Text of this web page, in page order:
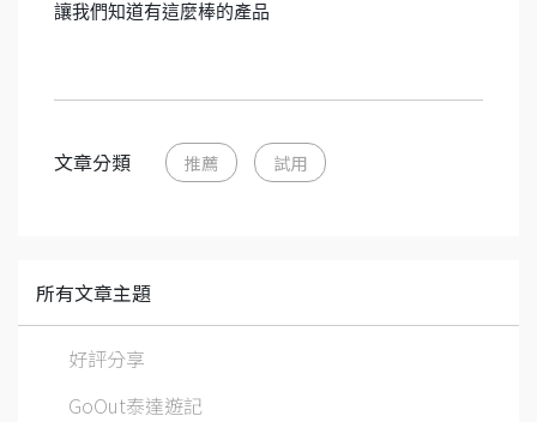
讓我們知道有這麼棒的產品
文章分類 推薦 試用
所有文章主題
好評分享
GoOut泰達遊記